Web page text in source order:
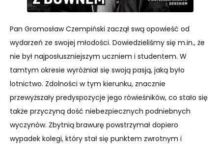
Pan Gromosław Czempiński zaczął swą opowieść od
wydarzeń ze swojej młodości. Dowiedzieliśmy się m.in., że
nie był najposłuszniejszym uczniem i studentem. W
tamtym okresie wyróżniał się swoją pasją, jaką było
lotnictwo. Zdolności w tym kierunku, znacznie
przewyższały predyspozycje jego rówieśników, co stało się
także przyczyną dość niebezpiecznych podniebnych
wyczynów. Zbytnią brawurę powstrzymał dopiero
wypadek kolegi, który stał się punktem zwrotnym i